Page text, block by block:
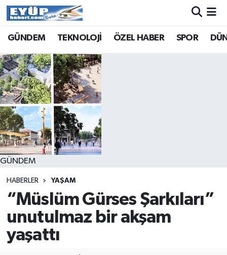
GÜNDEM TEKNOLOJİ ÖZEL HABER SPOR
GÜNDEM
HABERLER YAŞAM
“Müslüm Gürses Şarkıları”
unutulmaz bir akşam
yaşattı